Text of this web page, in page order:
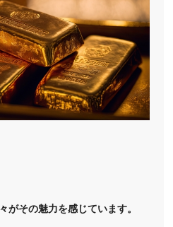
がその魅力を感じています。